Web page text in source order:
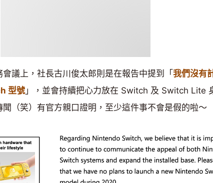
議上，社長古川俊太郎則是在報告中提到「 我們沒有
型號 」，並會持續把心力放在 Switch 及 Switch Lite
（笑）有官方親口證明，至少這件事不會是假的啦～